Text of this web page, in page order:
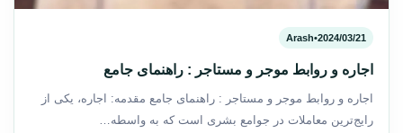
2024/03/21
•
Arash
اجاره و روابط موجر و مستاجر : راهنمای جامع
اجاره و روابط موجر و مستاجر : راهنمای جامع مقدمه: اجاره، یکی از
رایج‌ترین معاملات در جوامع بشری است که به واسطه…